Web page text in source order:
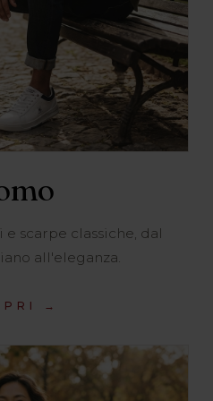
e scarpe classiche, dal
all'eleganza.
→